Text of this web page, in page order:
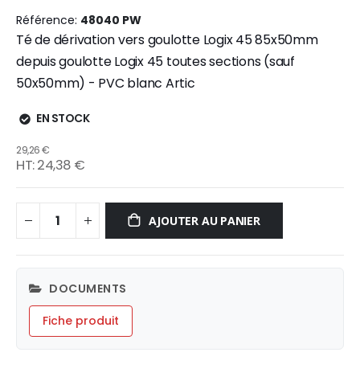
Référence 48040 PW
Té de dérivation vers goulotte Logix 45 85x50mm
depuis goulotte Logix 45 toutes sections (sauf
50x50mm) - PVC blanc Artic
EN STOCK
29,26 €
24,38 €
AJOUTER AU PANIER
DOCUMENTS
Fiche produit